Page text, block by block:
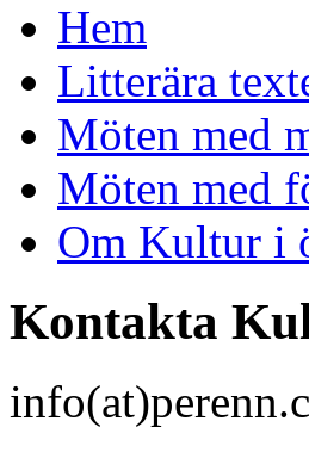
Hem
Litterära
Möten med
Möten med
Om Kultur i
Kontakta